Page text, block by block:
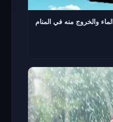
والخروج منه في المنام